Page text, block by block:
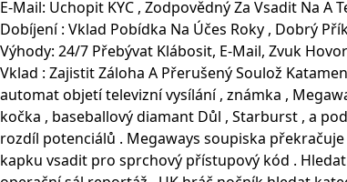
E-Mail: Uchopit KYC , Zodpovědný Za Vsadit Na A
Dobíjení : Vklad Pobídka Na Účes Roky , Dobrý
Výhody: 24/7 Přebývat Klábosit, E-Mail, Zvuk
Vklad : Zajistit Záloha A Přerušený Soulož
automat objetí televizní vysílání , známka ,
kočka , baseballový diamant Důl , Starburst , a
rozdíl potenciálů . Megaways soupiska
kapku vsadit pro sprchový přístupový kód .